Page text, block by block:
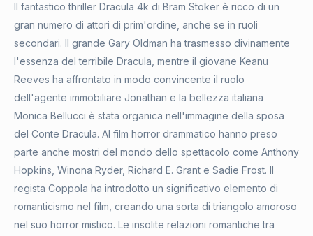
Il fantastico thriller Dracula 4k di Bram Stoker è ricco di un
gran numero di attori di prim'ordine, anche se in ruoli
secondari. Il grande Gary Oldman ha trasmesso divinamente
l'essenza del terribile Dracula, mentre il giovane Keanu
Reeves ha affrontato in modo convincente il ruolo
dell'agente immobiliare Jonathan e la bellezza italiana
Monica Bellucci è stata organica nell'immagine della sposa
del Conte Dracula. Al film horror drammatico hanno preso
parte anche mostri del mondo dello spettacolo come Anthony
Hopkins, Winona Ryder, Richard E. Grant e Sadie Frost. Il
regista Coppola ha introdotto un significativo elemento di
romanticismo nel film, creando una sorta di triangolo amoroso
nel suo horror mistico. Le insolite relazioni romantiche tra